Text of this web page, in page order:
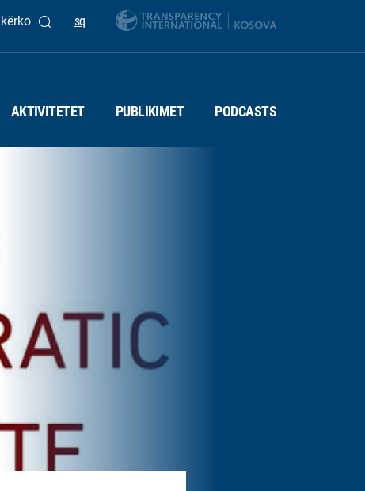
sq
kërko
AKTIVITETET PUBLIKIMET PODCASTS